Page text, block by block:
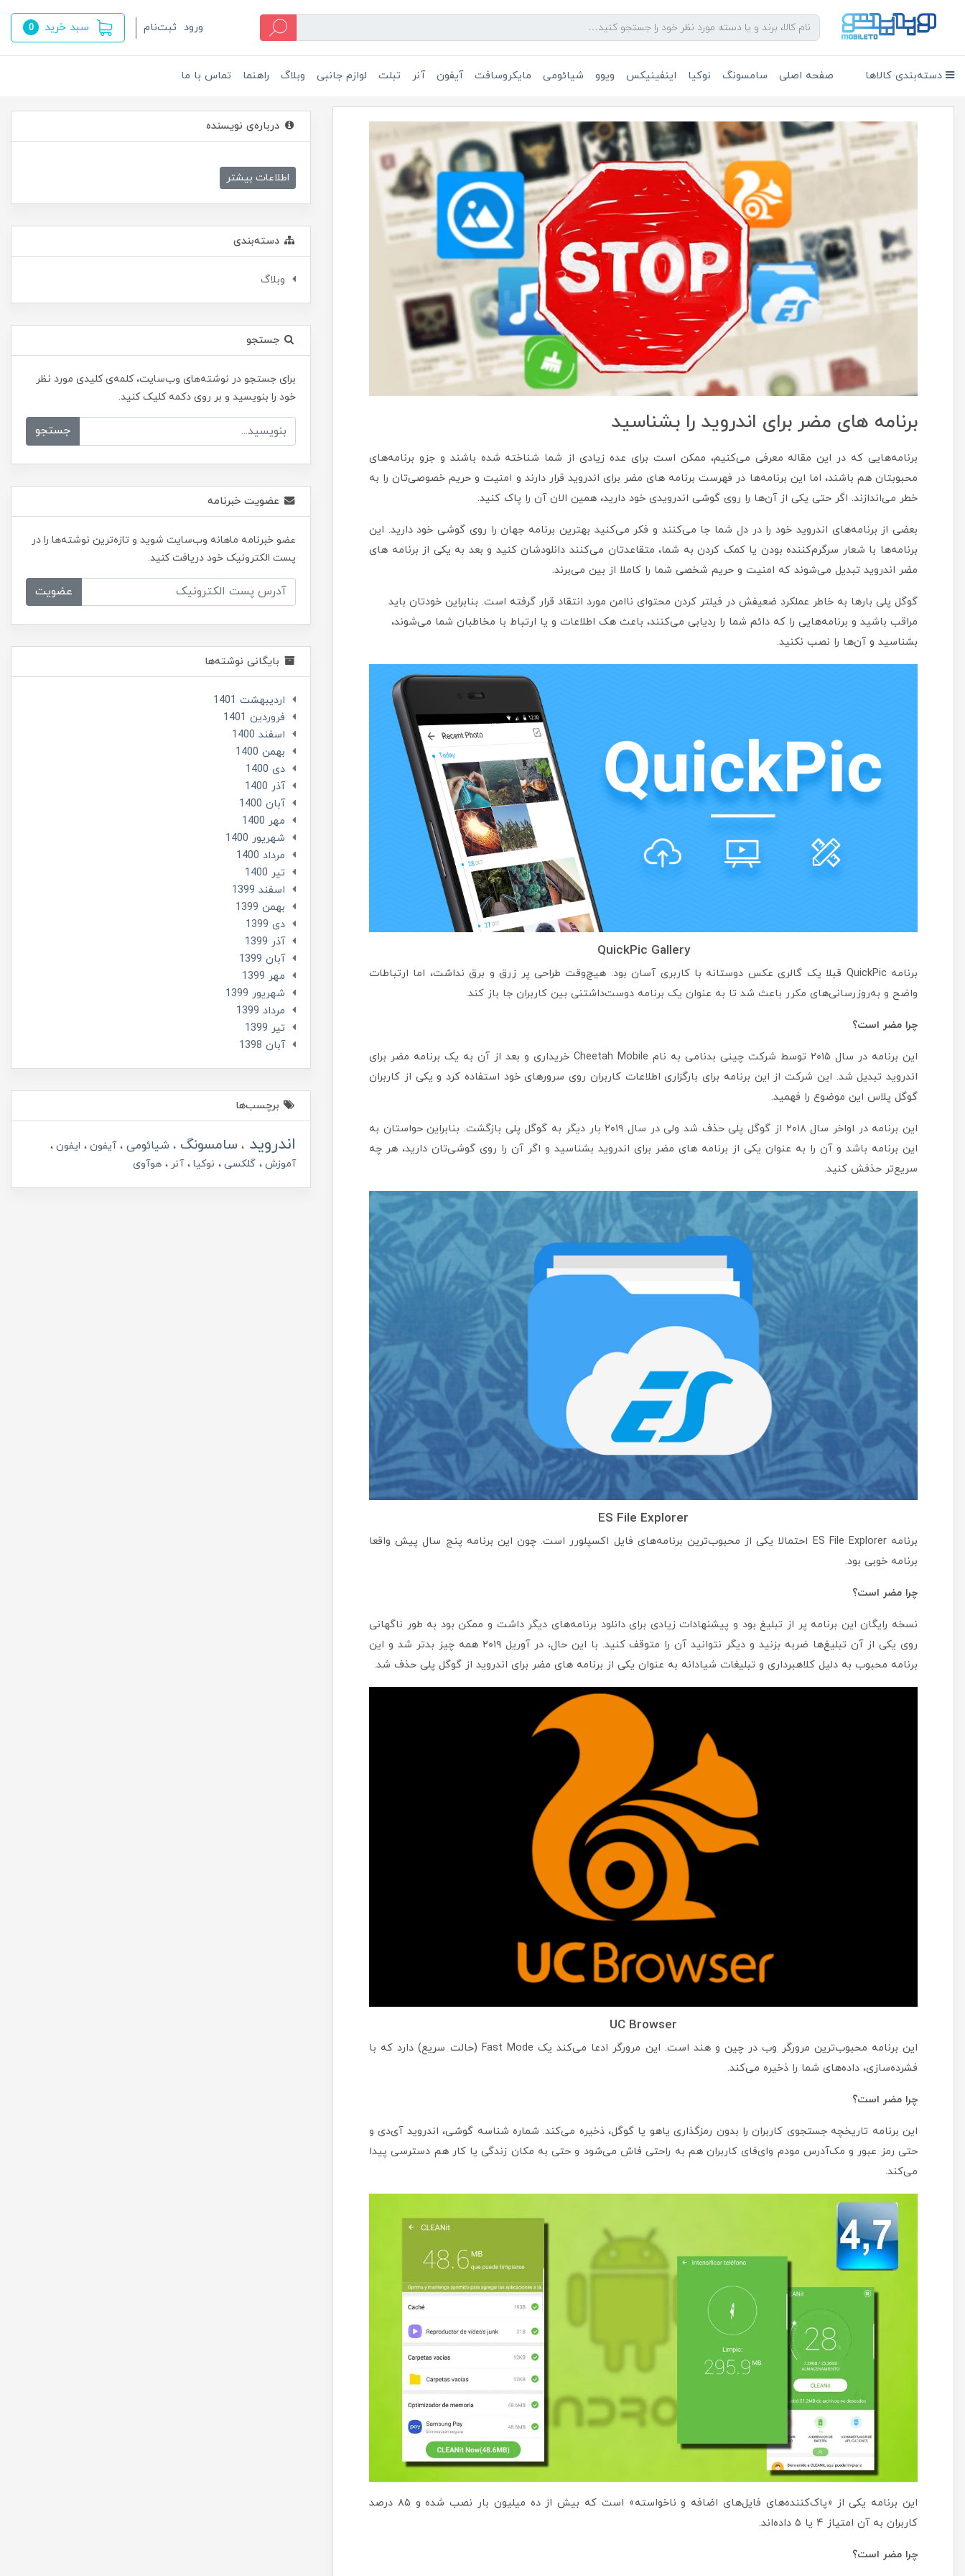
ورود ثبت‌نام سبد خرید 0
دسته‌بندی کالاها صفحه اصلی سامسونگ نوکیا اینفینیکس ویوو شیائومی مایکروسافت آیفون آنر تبلت لوازم جانبی وبلاگ راهنما تماس با ما
برنامه های مضر برای اندروید را بشناسید
برنامه‌هایی که در این مقاله معرفی می‌کنیم، ممکن است برای عده زیادی از شما شناخته شده باشند و جزو برنامه‌های
محبوبتان هم باشند، اما این برنامه‌ها در فهرست برنامه های مضر برای اندروید قرار دارند و امنیت و حریم خصوصی‌تان را به
خطر می‌اندازند. اگر حتی یکی از آن‌ها را روی گوشی اندرویدی خود دارید، همین الان آن را پاک کنید.
بعضی از برنامه‌های اندروید خود را در دل شما جا می‌کنند و فکر می‌کنید بهترین برنامه جهان را روی گوشی خود دارید. این
برنامه‌ها با شعار سرگرم‌کننده بودن یا کمک کردن به شما، متقاعدتان می‌کنند دانلودشان کنید و بعد به یکی از برنامه های
مضر اندروید تبدیل می‌شوند که امنیت و حریم شخصی شما را کاملا از بین می‌برند.
گوگل پلی بارها به خاطر عملکرد ضعیفش در فیلتر کردن محتوای ناامن مورد انتقاد قرار گرفته است. بنابراین خودتان باید
مراقب باشید و برنامه‌هایی را که دائم شما را ردیابی می‌کنند، باعث هک اطلاعات و یا ارتباط با مخاطبان شما می‌شوند،
بشناسید و آن‌ها را نصب نکنید.
QuickPic Gallery
برنامه QuickPic قبلا یک گالری عکس دوستانه با کاربری آسان بود. هیچ‌وقت طراحی پر زرق و برق نداشت، اما ارتباطات
واضح و به‌روزرسانی‌های مکرر باعث شد تا به عنوان یک برنامه دوست‌داشتنی بین کاربران جا باز کند.
چرا مضر است؟
این برنامه در سال ۲۰۱۵ توسط شرکت چینی بدنامی به نام Cheetah Mobile خریداری و بعد از آن به یک برنامه مضر برای
اندروید تبدیل شد. این شرکت از این برنامه برای بارگزاری اطلاعات کاربران روی سرورهای خود استفاده کرد و یکی از کاربران
گوگل پلاس این موضوع را فهمید.
این برنامه در اواخر سال ۲۰۱۸ از گوگل پلی حذف شد ولی در سال ۲۰۱۹ بار دیگر به گوگل پلی بازگشت. بنابراین حواستان به
این برنامه باشد و آن را به عنوان یکی از برنامه های مضر برای اندروید بشناسید و اگر آن را روی گوشی‌تان دارید، هر چه
سریع‌تر حذفش کنید.
ES File Explorer
برنامه ES File Explorer احتمالا یکی از محبوب‌ترین برنامه‌های فایل اکسپلورر است. چون این برنامه پنج سال پیش واقعا
برنامه خوبی بود.
چرا مضر است؟
نسخه رایگان این برنامه پر از تبلیغ بود و پیشنهادات زیادی برای دانلود برنامه‌های دیگر داشت و ممکن بود به طور ناگهانی
روی یکی از آن تبلیغ‌ها ضربه بزنید و دیگر نتوانید آن را متوقف کنید. با این حال، در آوریل ۲۰۱۹ همه چیز بدتر شد و این
برنامه محبوب به دلیل کلاهبرداری و تبلیغات شیادانه به عنوان یکی از برنامه های مضر برای اندروید از گوگل پلی حذف شد.
UC Browser
این برنامه محبوب‌ترین مرورگر وب در چین و هند است. این مرورگر ادعا می‌کند یک Fast Mode (حالت سریع) دارد که با
فشرده‌سازی، داده‌های شما را ذخیره می‌کند.
چرا مضر است؟
این برنامه تاریخچه جستجوی کاربران را بدون رمز‌گذاری یاهو یا گوگل، ذخیره می‌کند. شماره شناسه گوشی، اندروید آی‌دی و
حتی رمز عبور و مک‌آدرس مودم وای‌فای کاربران هم به راحتی فاش می‌شود و حتی به مکان زندگی یا کار هم دسترسی پیدا
می‌کند.
این برنامه یکی از «پاک‌کننده‌های فایل‌های اضافه و ناخواسته» است که بیش از ده میلیون بار نصب شده و ۸۵ درصد
کاربران به آن امتیاز ۴ یا ۵ داده‌اند.
چرا مضر است؟
درباره‌ی نویسنده
اطلاعات بیشتر
دسته‌بندی
وبلاگ
جستجو
برای جستجو در نوشته‌های وب‌سایت، کلمه‌ی کلیدی مورد نظر
خود را بنویسید و بر روی دکمه کلیک کنید.
جستجو
عضویت خبرنامه
عضو خبرنامه ماهانه وب‌سایت شوید و تازه‌ترین نوشته‌ها را در
پست الکترونیک خود دریافت کنید.
عضویت
بایگانی نوشته‌ها
ارديبهشت 1401
فروردین 1401
اسفند 1400
بهمن 1400
دی 1400
آذر 1400
آبان 1400
مهر 1400
شهریور 1400
مرداد 1400
تير 1400
اسفند 1399
بهمن 1399
دی 1399
آذر 1399
آبان 1399
مهر 1399
شهریور 1399
مرداد 1399
تير 1399
آبان 1398
برچسب‌ها
اندروید سامسونگ شیائومی آیفون
ایفون
آموزش
گلکسی نوکیا آنر هوآوی